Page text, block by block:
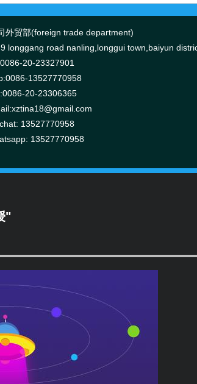
外贸部(foreign trade department)
longgang road nanling,longgui town,baiyun
20-23327901
13527770958
20-23306365
xztina18@gmail.com
13527770958
13527770958
"